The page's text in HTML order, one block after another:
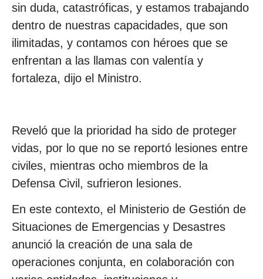
sin duda, catastróficas, y estamos trabajando
dentro de nuestras capacidades, que son
ilimitadas, y contamos con héroes que se
enfrentan a las llamas con valentía y
fortaleza, dijo el Ministro.
Reveló que la prioridad ha sido de proteger
vidas, por lo que no se reportó lesiones entre
civiles, mientras ocho miembros de la
Defensa Civil, sufrieron lesiones.
En este contexto, el Ministerio de Gestión de
Situaciones de Emergencias y Desastres
anunció la creación de una sala de
operaciones conjunta, en colaboración con